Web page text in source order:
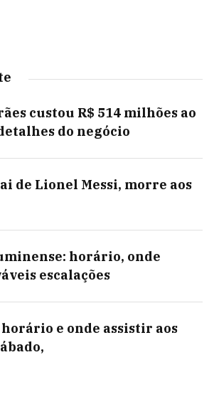
custou R$ 514 milhões ao
do negócio
de Lionel Messi, morre aos
horário, onde
escalações
horário e onde assistir aos